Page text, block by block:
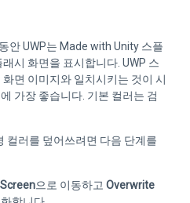
안 UWP는 Made with Unity 스플
시 화면을 표시합니다. UWP 스
면 이미지와 일치시키는 것이 시
가장 좋습니다. 기본 컬러는 검
컬러를 덮어쓰려면 다음 단계를
으로 이동하고 Overwrite